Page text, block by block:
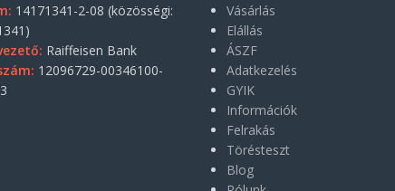
14171341-2-08 (közösségi:
Raiffeisen Bank
12096729-00346100-
Vásárlás
Elállás
ÁSZF
Adatkezelés
GYIK
Információk
Felrakás
Törésteszt
Blog